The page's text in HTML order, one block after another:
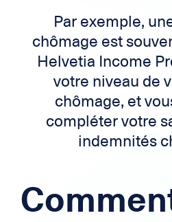
Par exemple,
chômage est
Helvetia Income
votre niveau de
chômage, et
compléter votre
indemnités